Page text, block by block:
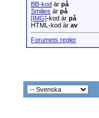
BB-kod är på
Smilies är på
[IMG]-kod är på
HTML-kod är av
Forumets regler